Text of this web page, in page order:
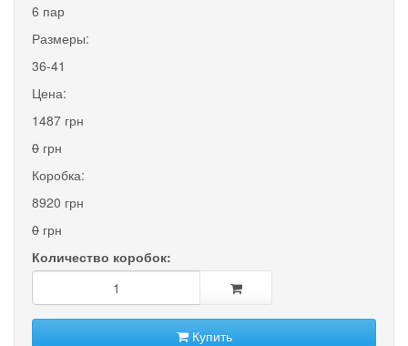
6 пар
Размеры:
36-41
Цена:
1487 грн
0 грн
Коробка:
8920 грн
0 грн
Количество коробок:
Купить